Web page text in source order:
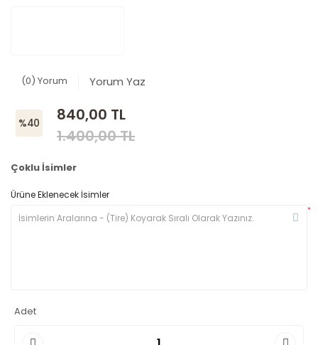
(0) Yorum Yorum Yaz
%40
840,00 TL
1.400,00 TL
Çoklu İsimler
Ürüne Eklenecek İsimler
*
Adet